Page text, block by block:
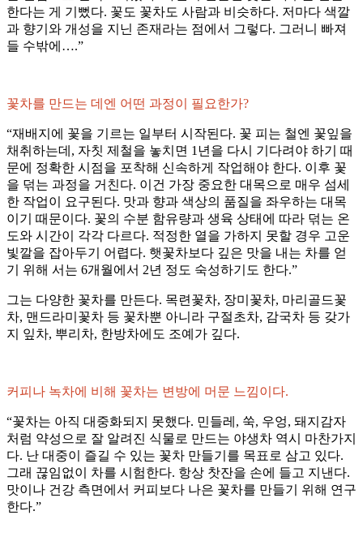
한다는 게 기뻤다. 꽃도 꽃차도 사람과 비슷하다. 저마다 색깔
과 향기와 개성을 지닌 존재라는 점에서 그렇다. 그러니 빠져
들 수밖에….”
꽃차를 만드는 데엔 어떤 과정이 필요한가?
“재배지에 꽃을 기르는 일부터 시작된다. 꽃 피는 철엔 꽃잎을
채취하는데, 자칫 제철을 놓치면 1년을 다시 기다려야 하기 때
문에 정확한 시점을 포착해 신속하게 작업해야 한다. 이후 꽃
을 덖는 과정을 거친다. 이건 가장 중요한 대목으로 매우 섬세
한 작업이 요구된다. 맛과 향과 색상의 품질을 좌우하는 대목
이기 때문이다. 꽃의 수분 함유량과 생육 상태에 따라 덖는 온
도와 시간이 각각 다르다. 적정한 열을 가하지 못할 경우 고운
빛깔을 잡아두기 어렵다. 햇꽃차보다 깊은 맛을 내는 차를 얻
기 위해 서는 6개월에서 2년 정도 숙성하기도 한다.”
그는 다양한 꽃차를 만든다. 목련꽃차, 장미꽃차, 마리골드꽃
차, 맨드라미꽃차 등 꽃차뿐 아니라 구절초차, 감국차 등 갖가
지 잎차, 뿌리차, 한방차에도 조예가 깊다.
커피나 녹차에 비해 꽃차는 변방에 머문 느낌이다.
“꽃차는 아직 대중화되지 못했다. 민들레, 쑥, 우엉, 돼지감자
처럼 약성으로 잘 알려진 식물로 만드는 야생차 역시 마찬가지
다. 난 대중이 즐길 수 있는 꽃차 만들기를 목표로 삼고 있다.
그래 끊임없이 차를 시험한다. 항상 찻잔을 손에 들고 지낸다.
맛이나 건강 측면에서 커피보다 나은 꽃차를 만들기 위해 연구
한다.”